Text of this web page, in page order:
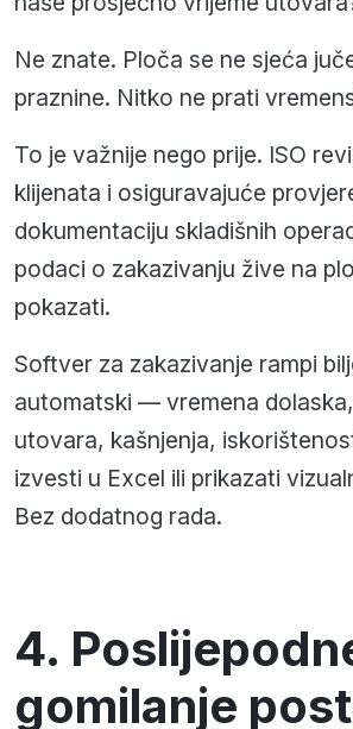
Ne znate. Ploča se ne sjeća
praznine. Nitko ne prati
To je važnije nego prije. ISO
klijenata i osiguravajuće
dokumentaciju skladišnih
podaci o zakazivanju žive na
pokazati.
Softver za zakazivanje rampi
automatski — vremena
utovara, kašnjenja,
izvesti u Excel ili prikazati
Bez dodatnog rada.
4.
gomilanje